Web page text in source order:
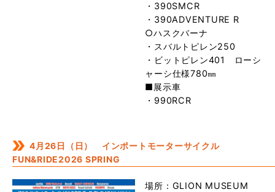
・390SMCR
・390ADVENTURE R
○ハスクバーナ
・スバルトピレン250
・ビットピレン401 ローシ
ャーシ仕様780㎜
■展示車
・990RCR
4月26日（日） インポートモーターサイクル
FUN&RIDE2026 SPRING
場所：GLION MUSEUM